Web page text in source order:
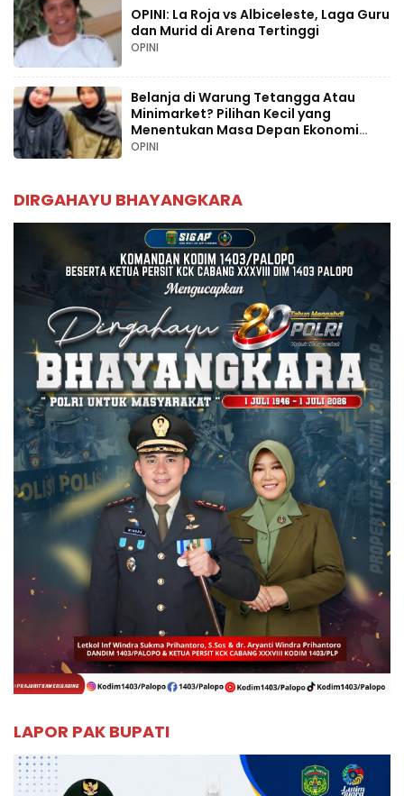
OPINI: La Roja vs Albiceleste, Laga Guru
dan Murid di Arena Tertinggi
OPINI
Belanja di Warung Tetangga Atau
Minimarket? Pilihan Kecil yang
Menentukan Masa Depan Ekonomi
Palopo
OPINI
DIRGAHAYU BHAYANGKARA
LAPOR PAK BUPATI